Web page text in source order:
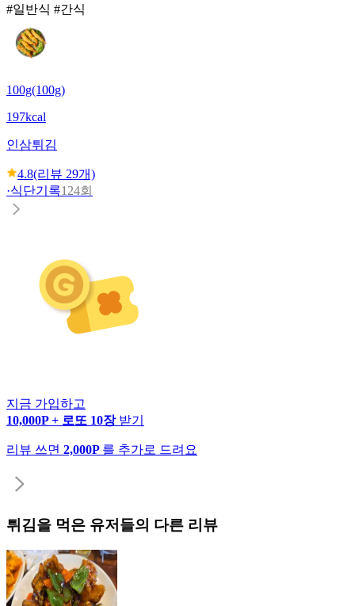
#일반식 #간식
100g(100g)
197kcal
인삼튀김
4.8(리뷰 29개)
·식단기록124회
지금 가입하고
10,000P + 로또 10장 받기
리뷰 쓰면 2,000P 를 추가로 드려요
튀김을 먹은 유저들의 다른 리뷰